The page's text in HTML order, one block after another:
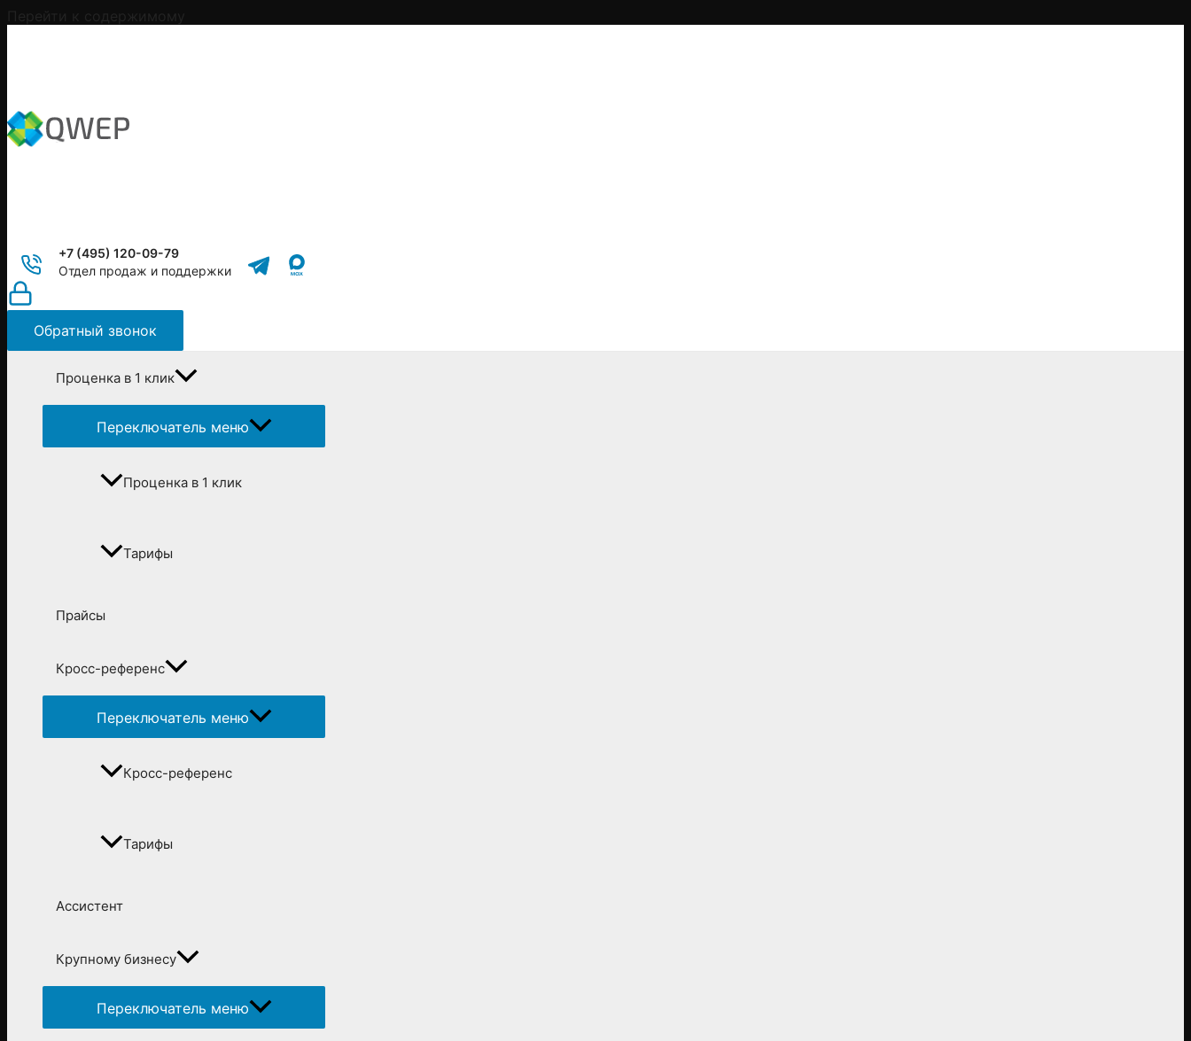
+7 (495) 120-09-79
Отдел продаж и поддержки
Обратный звонок
Проценка в 1 клик
Переключатель меню
Проценка в 1 клик
Тарифы
Прайсы
Кросс-референс
Переключатель меню
Кросс-референс
Тарифы
Ассистент
Крупному бизнесу
Переключатель меню